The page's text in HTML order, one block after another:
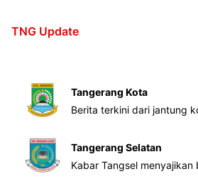
TNG Update
Tangerang Kota
Berita terkini dari jantung
Tangerang Selatan
Kabar Tangsel